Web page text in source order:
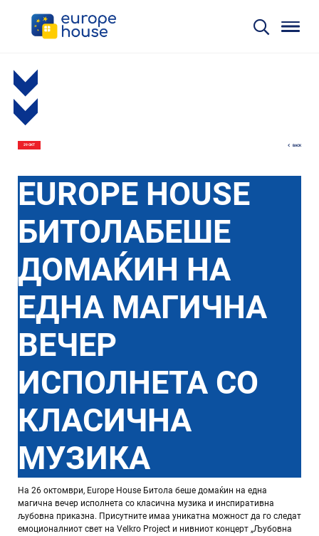
29 ОКТ BACK
EUROPE HOUSE
БИТОЛАБЕШЕ
ДОМАЌИН НА
ЕДНА МАГИЧНА
ВЕЧЕР
ИСПОЛНЕТА СО
КЛАСИЧНА
МУЗИКА
На 26 октомври, Europe House Битола беше домаќин на една
магична вечер исполнета со класична музика и инспиративна
љубовна приказна. Присутните имаа уникатна можност да го следат
емоционалниот свет на Velkro Project и нивниот концерт „Љубовна